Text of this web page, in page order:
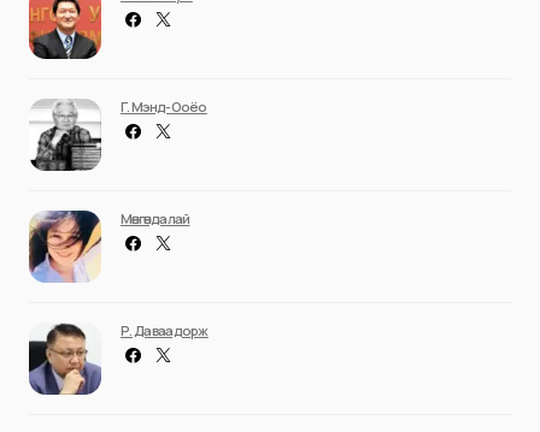
Г. Мэнд-Ооёо
Мөнгөндалай
Р. Даваадорж